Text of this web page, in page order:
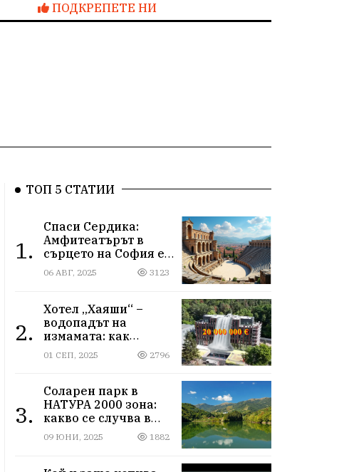
ПОДКРЕПЕТЕ НИ
ТОП 5 СТАТИИ
1.
Спаси Сердика:
Амфитеатърът в
сърцето на София е
на ръба да изчезне
06 АВГ, 2025 3123
2.
Хотел „Хаяши“ –
водопадът на
измамата: как
държавна заплата
ражда империя за
01 СЕП, 2025 2796
3.
Соларен парк в
НАТУРА 2000 зона:
какво се случва в
Мартиново?
09 ЮНИ, 2025 1882